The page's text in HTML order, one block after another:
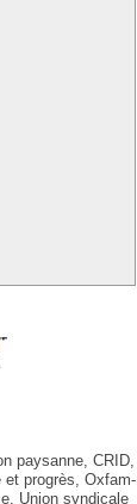
paysanne, CRID,
et progrès, Oxfam-
Union syndicale